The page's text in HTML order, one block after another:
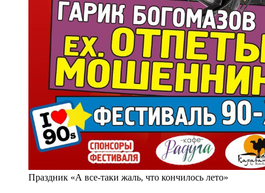
Праздник «А все-таки жаль, что кончилось лето»